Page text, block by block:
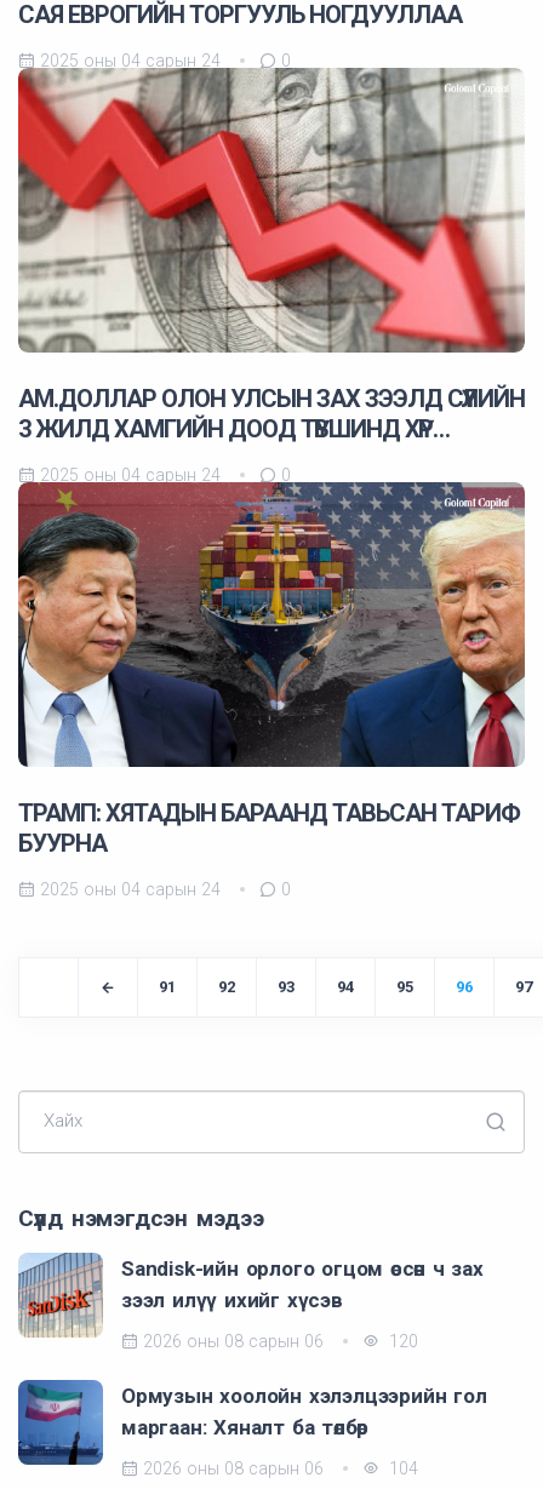
САЯ ЕВРОГИЙН ТОРГУУЛЬ НОГДУУЛЛАА
2025 оны 04 сарын 24 0
АМ.ДОЛЛАР ОЛОН УЛСЫН ЗАХ ЗЭЭЛД СҮҮЛИЙН
3 ЖИЛД ХАМГИЙН ДООД ТҮВШИНД ХҮР…
2025 оны 04 сарын 24 0
ТРАМП: ХЯТАДЫН БАРААНД ТАВЬСАН ТАРИФ
БУУРНА
2025 оны 04 сарын 24 0
91 92 93 94 95 96 97
Хайх
Сүүлд нэмэгдсэн мэдээ
Sandisk-ийн орлого огцом өссөн ч зах
зээл илүү ихийг хүсэв
2026 оны 08 сарын 06 120
Ормузын хоолойн хэлэлцээрийн гол
маргаан: Хяналт ба төлбөр
2026 оны 08 сарын 06 104